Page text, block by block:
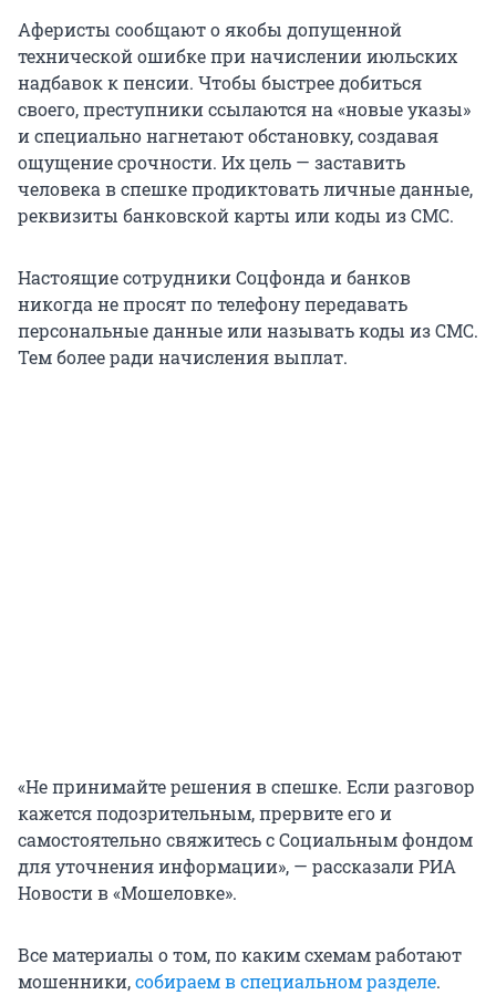
Аферисты сообщают о якобы допущенной
технической ошибке при начислении июльских
надбавок к пенсии. Чтобы быстрее добиться
своего, преступники ссылаются на «новые указы»
и специально нагнетают обстановку, создавая
ощущение срочности. Их цель — заставить
человека в спешке продиктовать личные данные,
реквизиты банковской карты или коды из СМС.
Настоящие сотрудники Соцфонда и банков
никогда не просят по телефону передавать
персональные данные или называть коды из СМС.
Тем более ради начисления выплат.
«Не принимайте решения в спешке. Если разговор
кажется подозрительным, прервите его и
самостоятельно свяжитесь с Социальным фондом
для уточнения информации», — рассказали РИА
Новости в «Мошеловке».
Все материалы о том, по каким схемам работают
мошенники,собираем в специальном разделе.